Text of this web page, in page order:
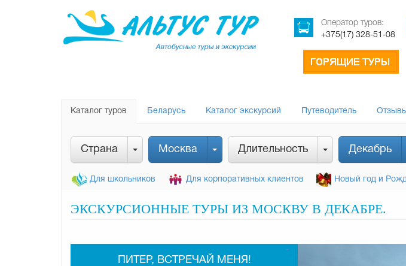
Оператор туров:
+375(17) 328-51-08
Каталог туров Беларусь Каталог экскурсий Путеводитель
Страна Москва Длительность Декабрь
Для школьников Для корпоративных клиентов Новый год и
ЭКСКУРСИОННЫЕ ТУРЫ ИЗ МОСКВУ В ДЕКАБРЕ.
ПИТЕР, ВСТРЕЧАЙ МЕНЯ!
-